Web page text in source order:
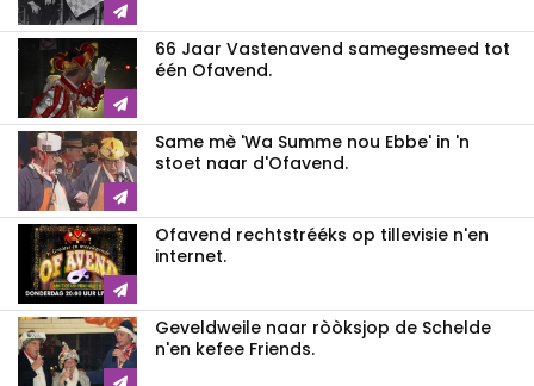
66 Jaar Vastenavend samegesmeed tot
één Ofavend.
Same mè 'Wa Summe nou Ebbe' in 'n
stoet naar d'Ofavend.
Ofavend rechtstrééks op tillevisie n'en
internet.
Geveldweile naar ròòksjop de Schelde
n'en kefee Friends.